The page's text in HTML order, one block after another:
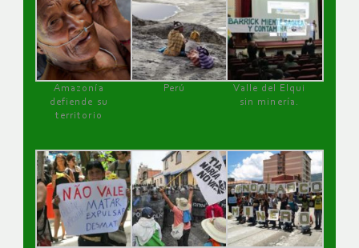
Amazonía
defiende su
territorio
Perú
Valle del Elqui
sin minería.